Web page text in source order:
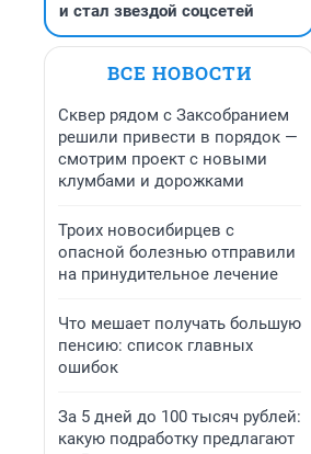
и стал звездой соцсетей
ВСЕ НОВОСТИ
Сквер рядом с Заксобранием
решили привести в порядок —
смотрим проект с новыми
клумбами и дорожками
Троих новосибирцев с
опасной болезнью отправили
на принудительное лечение
Что мешает получать большую
пенсию: список главных
ошибок
За 5 дней до 100 тысяч рублей:
какую подработку предлагают